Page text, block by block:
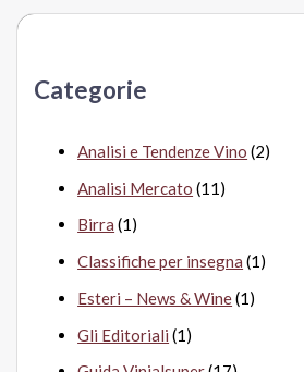
:Categorie
Analisi e Tendenze Vino (2)
Analisi Mercato (11)
Birra (1)
Classifiche per insegna (1)
Esteri – News & Wine(1)
Gli Editoriali (1)